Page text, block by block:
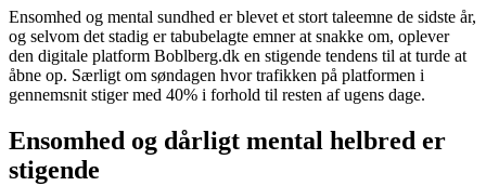
Ensomhed og mental sundhed er blevet et stort taleemne de sidste år,
og selvom det stadig er tabubelagte emner at snakke om, oplever
den digitale platform Boblberg.dk en stigende tendens til at turde at
åbne op. Særligt om søndagen hvor trafikken på platformen i
gennemsnit stiger med 40% i forhold til resten af ugens dage.
Ensomhed og dårligt mental helbred er
stigende